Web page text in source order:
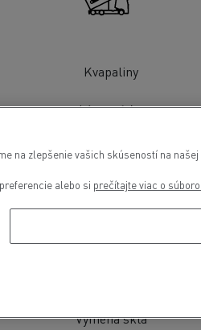
Kvapaliny
Nastavenie kolies/náprav
Výmena skla
na zlepšenie vašich skúseností na
alebo si prečítajte viac o